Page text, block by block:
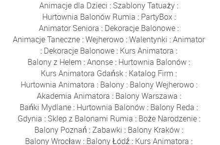
Animacje dla Dzieci : Szablony Tatuaży :
Hurtownia Balonów Rumia : PartyBox:
Animator Seniora : Dekoracje Balonowe :
Animacje Taneczne :Wejherowo :Walentynki :Animator
: Dekoracje Balonowe : Kurs Animatora :
Balony z Helem :Anonse : Hurtownia Balonów :
Kurs Animatora Gdańsk : Katalog Firm :
Hurtownia Animatora : Balony: Balony Wejherowo:
Akademia Animatora : Balony Warszawa :
Bańki Mydlane : Hurtownia Balonów : Balony Reda :
Gdynia : Sklep z Balonami Rumia : Boże Narodzenie:
Balony Poznań :Zabawki : Balony Kraków :
Balony Wrocław : Balony Łódź : Kurs Animatora :